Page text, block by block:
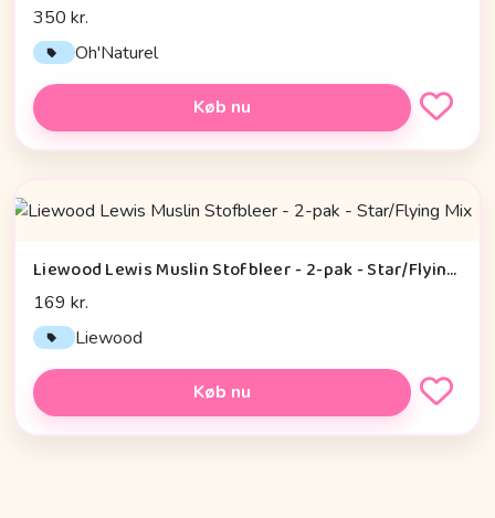
350 kr.
Oh'Naturel
Køb nu
Liewood Lewis Muslin Stofbleer - 2-pak - Star/Flying Mix
169 kr.
Liewood
Køb nu